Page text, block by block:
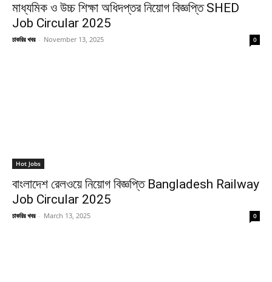
মাধ্যমিক ও উচ্চ শিক্ষা অধিদপ্তর নিয়োগ বিজ্ঞপ্তি SHED
Job Circular 2025
চাকরির খবর - November 13, 2025 0
Hot Jobs
বাংলাদেশ রেলওয়ে নিয়োগ বিজ্ঞপ্তি Bangladesh Railway
Job Circular 2025
চাকরির খবর - March 13, 2025 0